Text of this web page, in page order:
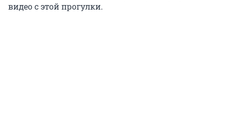
видео с этой прогулки.